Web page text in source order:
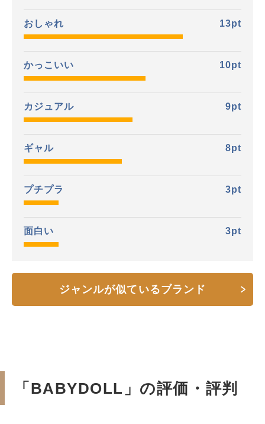
おしゃれ 13pt
かっこいい 10pt
カジュアル 9pt
ギャル 8pt
プチプラ 3pt
面白い 3pt
ジャンルが似ているブランド
「BABYDOLL」の評価・評判